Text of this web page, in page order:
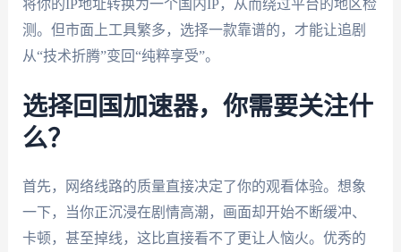
将你的IP地址转换为一个国内IP，从而绕过平台的地区检
测。但市面上工具繁多，选择一款靠谱的，才能让追剧
从“技术折腾”变回“纯粹享受”。
选择回国加速器，你需要关注什
么？
首先，网络线路的质量直接决定了你的观看体验。想象
一下，当你正沉浸在剧情高潮，画面却开始不断缓冲、
卡顿，甚至掉线，这比直接看不了更让人恼火。优秀的